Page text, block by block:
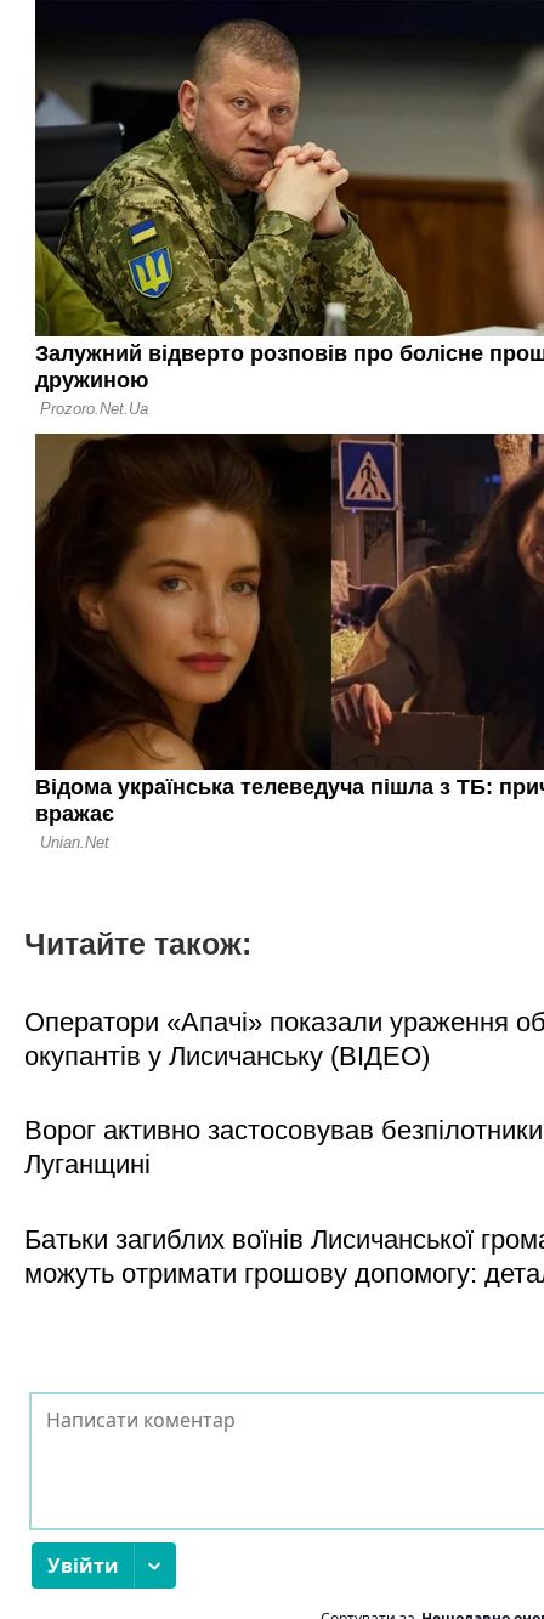
Читайте також:
Оператори «Апачі» показали ураження
окупантів у Лисичанську (ВІДЕО)
Ворог активно застосовував
Луганщині
Батьки загиблих воїнів Лисичанської
можуть отримати грошову допомогу: